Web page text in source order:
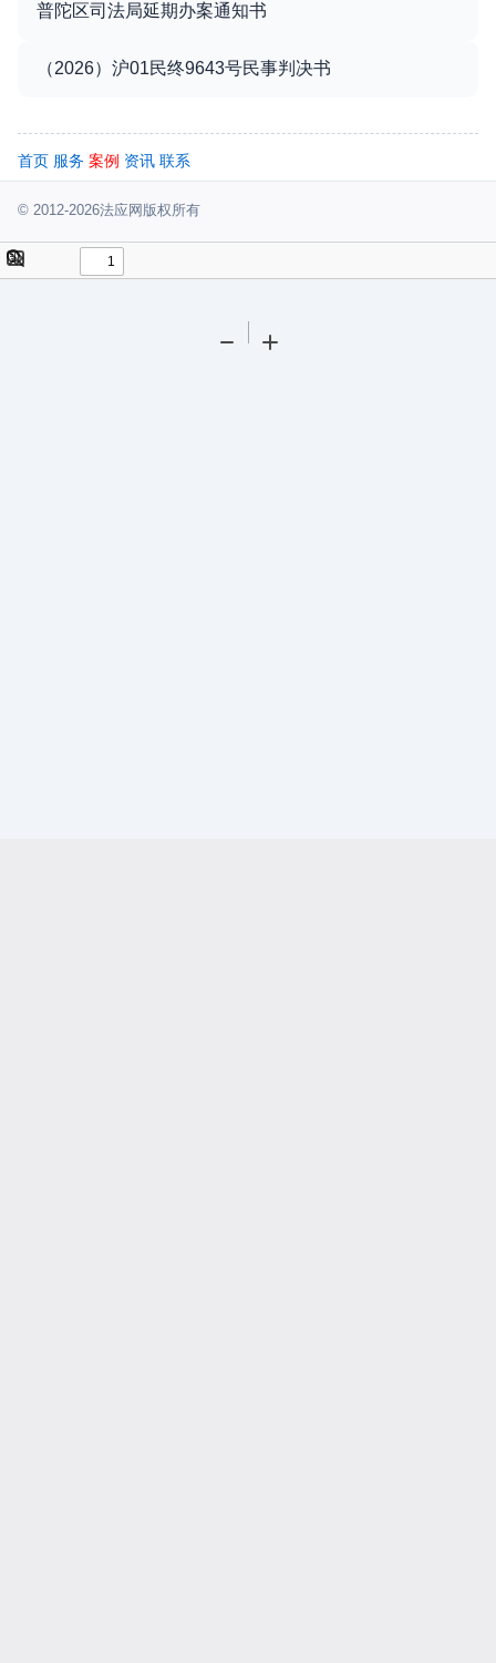
普陀区司法局延期办案通知书
（2026）沪01民终9643号民事判决书
首页 服务 案例 资讯 联系
© 2012-2026法应网版权所有
Find